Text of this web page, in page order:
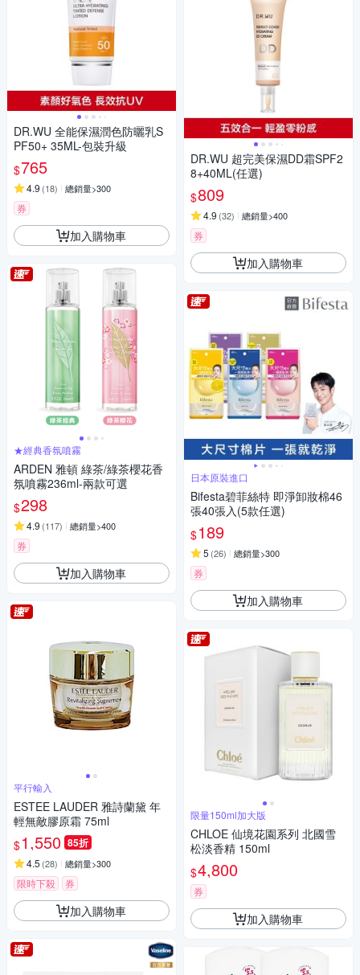
DR.WU 全能保濕潤色防曬乳S
PF50+ 35ML-包裝升級
$765
4.9 (18) 總銷量>300
券
加入購物車
★經典香氛噴霧
ARDEN 雅頓 綠茶/綠茶櫻花香
氛噴霧236ml-兩款可選
$298
4.9 (117) 總銷量>400
券
加入購物車
平行輸入
ESTEE LAUDER 雅詩蘭黛 年
輕無敵膠原霜 75ml
$1,550 85折
4.5 (28) 總銷量>300
限時下殺 券
加入購物車
DR.WU 超完美保濕DD霜SPF2
8+40ML(任選)
$809
4.9 (32) 總銷量>400
券
加入購物車
日本原裝進口
Bifesta碧菲絲特 即淨卸妝棉46
張40張入(5款任選)
$189
5 (26) 總銷量>300
券
加入購物車
限量150ml加大版
CHLOE 仙境花園系列 北國雪
松淡香精 150ml
$4,800
券
加入購物車